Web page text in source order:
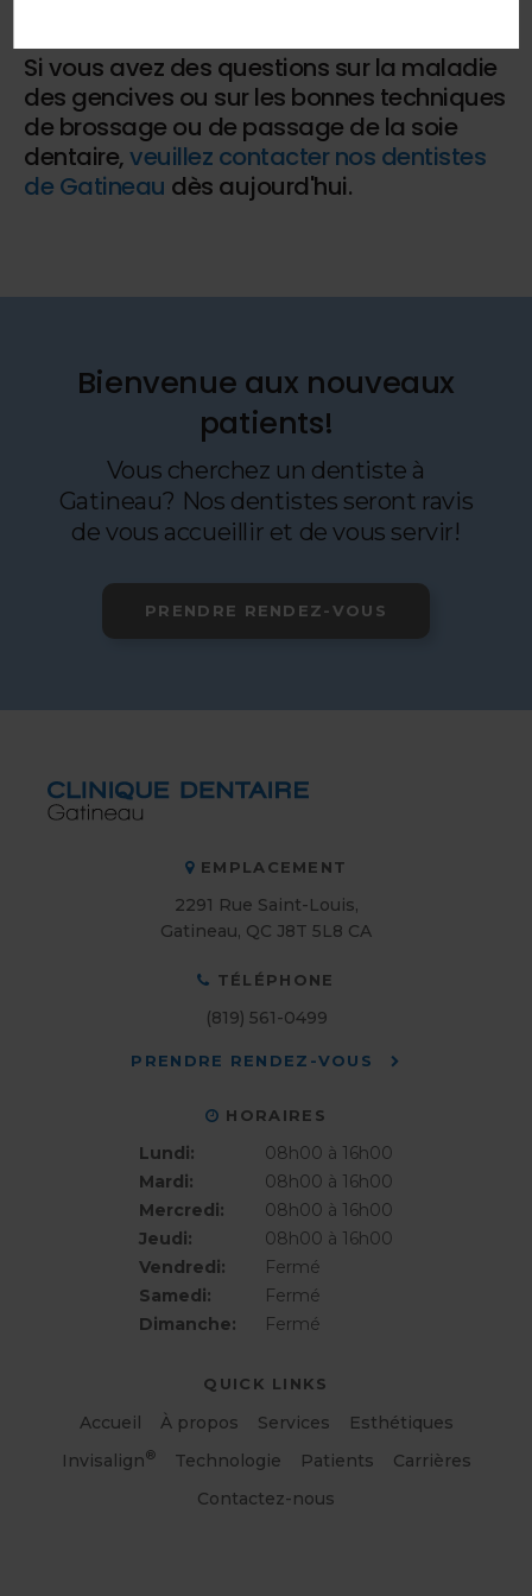
Si vous avez des questions sur la maladie
des gencives ou sur les bonnes techniques
de brossage ou de passage de la soie
dentaire,veuillez contacter nos dentistes
de Gatineau dès aujourd'hui.
Bienvenue aux nouveaux
patients!
Vous cherchez un dentiste à
Gatineau? Nos dentistes seront ravis
de vous accueillir et de vous servir!
PRENDRE RENDEZ-VOUS
EMPLACEMENT
2291 Rue Saint-Louis
Gatineau QC J8T 5L8 CA
TÉLÉPHONE
(819) 561-0499
PRENDRE RENDEZ-VOUS
HORAIRES
Lundi:
08h00 à 16h00
Mardi:
08h00 à 16h00
Mercredi:
08h00 à 16h00
Jeudi:
08h00 à 16h00
Vendredi:
Fermé
Samedi:
Fermé
Dimanche:
Fermé
QUICK LINKS
Accueil À propos Services
Esthétiques
Invisalign® Technologie Patients
Carrières
Contactez-nous